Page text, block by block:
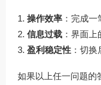
操作效率 ：完成
信息过载 ：界面
盈利稳定性 ：切
如果以上任一问题的